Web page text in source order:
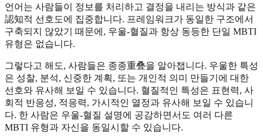
언어는 사람들이 정보를 처리하고 결정을 내리는 방식과 같은
認知적 선호도에 집중합니다. 프레임워크가 동일한 구조에서
구축되지 않았기 때문에, 우울-혈질과 항상 동등한 단일 MBTI
유형은 없습니다.
그렇다고 해도, 사람들은 종종重叠을 알아챕니다. 우울한 특성
은 성찰, 분석, 신중한 계획, 또는 개인적 의미 만들기에 대한
선호와 유사해 보일 수 있습니다. 혈질적인 특성은 표현력, 사
회적 반응성, 적응력, 가시적인 열정과 유사해 보일 수 있습니
다. 한 사람은 우울-혈질 설명에 공감하면서도 여러 다른
MBTI 유형과 자신을 동일시할 수 있습니다.